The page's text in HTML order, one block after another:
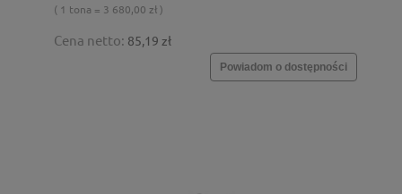
( 1 tona = 3 680,00 zł )
Cena netto: 85,19 zł
Powiadom o dostępności